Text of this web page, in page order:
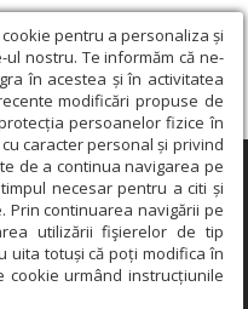
pentru a personaliza și
nostru. Te informăm că ne-
în acestea și în activitatea
modificări propuse de
persoanelor fizice în
caracter personal și privind
de a continua navigarea pe
necesar pentru a citi și
Prin continuarea navigării pe
utilizării fişierelor de tip
uita totuși că poți modifica în
cookie urmând instrucțiunile
×